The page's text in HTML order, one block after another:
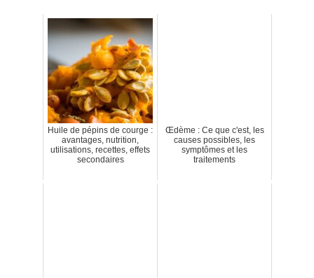
Huile de pépins de courge :
avantages, nutrition,
utilisations, recettes, effets
secondaires
Œdème : Ce que c'est, les
causes possibles, les
symptômes et les
traitements